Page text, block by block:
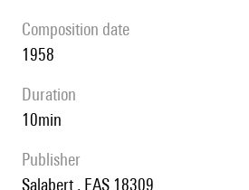
composition date
1958
duration
10min
publisher
Salabert , EAS 18309